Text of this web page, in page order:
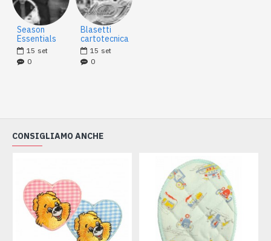
Season
Essentials
15 set
0
Blasetti
cartotecnica
15 set
0
CONSIGLIAMO ANCHE